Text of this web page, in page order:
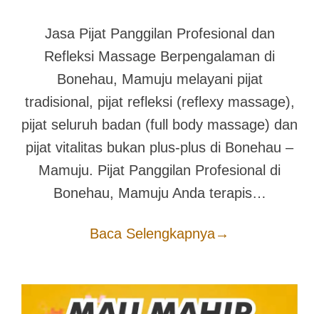
Jasa Pijat Panggilan Profesional dan
Refleksi Massage Berpengalaman di
Bonehau, Mamuju melayani pijat
tradisional, pijat refleksi (reflexy massage),
pijat seluruh badan (full body massage) dan
pijat vitalitas bukan plus-plus di Bonehau –
Mamuju. Pijat Panggilan Profesional di
Bonehau, Mamuju Anda terapis…
Baca Selengkapnya→